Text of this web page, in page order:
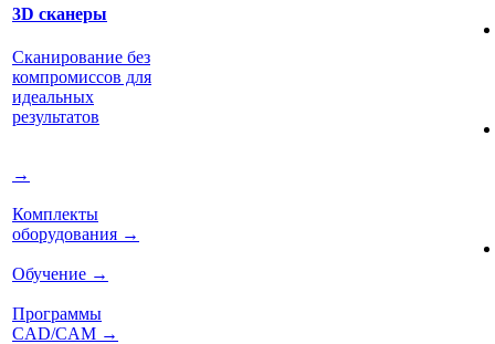
3D сканеры
Сканирование без
компромиссов для
идеальных
результатов
→
Комплекты
оборудования →
Обучение →
Программы
CAD/CAM →